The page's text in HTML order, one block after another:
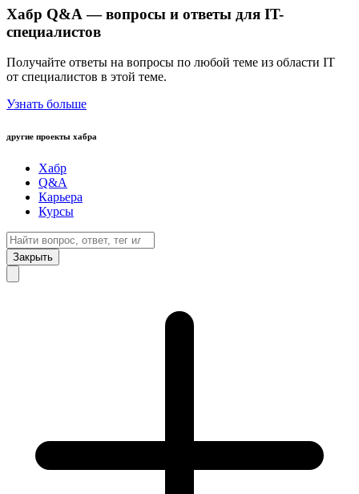
Хабр Q&A — вопросы и ответы для IT-
специалистов
Получайте ответы на вопросы по любой теме из области IT
от специалистов в этой теме.
Узнать больше
другие проекты хабра
Хабр
Q&A
Карьера
Курсы
Закрыть